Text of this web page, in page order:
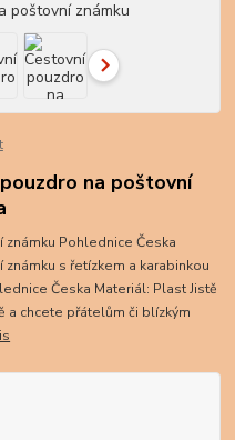
na poštovní
Pohlednice Česka
s řetízkem a karabinkou
Česka Materiál: Plast Jistě
a chcete přátelům či blízkým